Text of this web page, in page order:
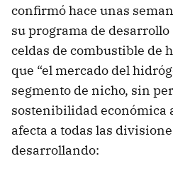
confirmó hace unas
su programa de desarrollo
celdas de combustible de
que “el mercado del
segmento de nicho, sin
sostenibilidad económica
afecta a todas las
desarrollando: